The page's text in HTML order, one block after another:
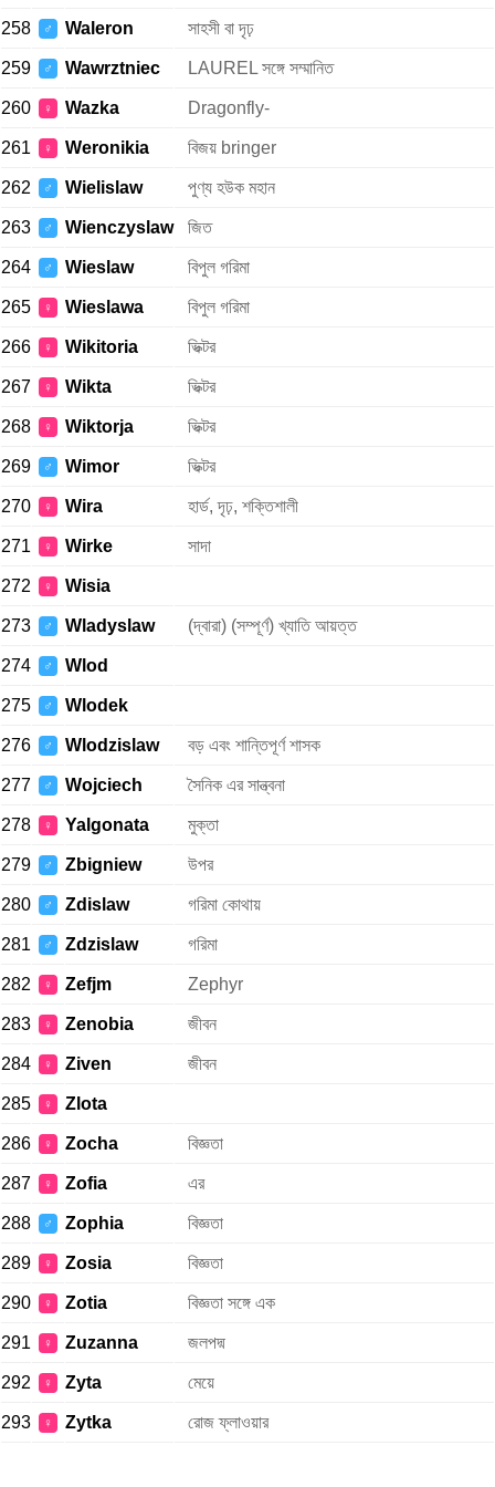
258 ♂ Waleron সাহসী বা দৃঢ়
259 ♂ Wawrztniec LAUREL সঙ্গে সম্মানিত
260 ♀ Wazka Dragonfly-
261 ♀ Weronikia বিজয় bringer
262 ♂ Wielislaw পুণ্য হউক মহান
263 ♂ Wienczyslaw জিত
264 ♂ Wieslaw বিপুল গরিমা
265 ♀ Wieslawa বিপুল গরিমা
266 ♀ Wikitoria ভিক্টর
267 ♀ Wikta ভিক্টর
268 ♀ Wiktorja ভিক্টর
269 ♂ Wimor ভিক্টর
270 ♀ Wira হার্ড, দৃঢ়, শক্তিশালী
271 ♀ Wirke সাদা
272 ♀ Wisia
273 ♂ Wladyslaw (দ্বারা) (সম্পূর্ণ) খ্যাতি আয়ত্ত
274 ♂ Wlod
275 ♂ Wlodek
276 ♂ Wlodzislaw বড় এবং শান্তিপূর্ণ শাসক
277 ♂ Wojciech সৈনিক এর সান্ত্বনা
278 ♀ Yalgonata মুক্তা
279 ♂ Zbigniew উপর
280 ♂ Zdislaw গরিমা কোথায়
281 ♂ Zdzislaw গরিমা
282 ♀ Zefjm Zephyr
283 ♀ Zenobia জীবন
284 ♀ Ziven জীবন
285 ♀ Zlota
286 ♀ Zocha বিজ্ঞতা
287 ♀ Zofia এর
288 ♂ Zophia বিজ্ঞতা
289 ♀ Zosia বিজ্ঞতা
290 ♀ Zotia বিজ্ঞতা সঙ্গে এক
291 ♀ Zuzanna জলপদ্ম
292 ♀ Zyta মেয়ে
293 ♀ Zytka রোজ ফ্লাওয়ার